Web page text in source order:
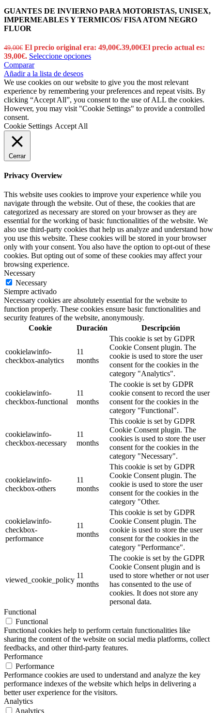
GUANTES DE INVIERNO PARA MOTORISTAS, UNISEX,
IMPERMEABLES Y TERMICOS/ FISA ATOM NEGRO
FLUOR
49,00€ El precio original era: 49,00€.39,00€El precio actual es:
39,00€. Seleccione opciones
Comparar
Añadir a la lista de deseos
We use cookies on our website to give you the most relevant
experience by remembering your preferences and repeat visits. By
clicking “Accept All”, you consent to the use of ALL the cookies.
However, you may visit "Cookie Settings" to provide a controlled
consent.
Cookie Settings Accept All
Cerrar
Privacy Overview
This website uses cookies to improve your experience while you
navigate through the website. Out of these, the cookies that are
categorized as necessary are stored on your browser as they are
essential for the working of basic functionalities of the website. We
also use third-party cookies that help us analyze and understand how
you use this website. These cookies will be stored in your browser
only with your consent. You also have the option to opt-out of these
cookies. But opting out of some of these cookies may affect your
browsing experience.
Necessary
Necessary
Siempre activado
Necessary cookies are absolutely essential for the website to
function properly. These cookies ensure basic functionalities and
security features of the website, anonymously.
Cookie
Duración Descripción
cookielawinfo-
checkbox-analytics
11
months
This cookie is set by GDPR
Cookie Consent plugin. The
cookie is used to store the user
consent for the cookies in the
category "Analytics".
cookielawinfo-
checkbox-functional
11
months
The cookie is set by GDPR
cookie consent to record the user
consent for the cookies in the
category "Functional".
cookielawinfo-
checkbox-necessary
11
months
This cookie is set by GDPR
Cookie Consent plugin. The
cookies is used to store the user
consent for the cookies in the
category "Necessary".
cookielawinfo-
checkbox-others
11
months
This cookie is set by GDPR
Cookie Consent plugin. The
cookie is used to store the user
consent for the cookies in the
category "Other.
cookielawinfo-
checkbox-
performance
11
months
This cookie is set by GDPR
Cookie Consent plugin. The
cookie is used to store the user
consent for the cookies in the
category "Performance".
viewed_cookie_policy
11
months
The cookie is set by the GDPR
Cookie Consent plugin and is
used to store whether or not user
has consented to the use of
cookies. It does not store any
personal data.
Functional
Functional
Functional cookies help to perform certain functionalities like
sharing the content of the website on social media platforms, collect
feedbacks, and other third-party features.
Performance
Performance
Performance cookies are used to understand and analyze the key
performance indexes of the website which helps in delivering a
better user experience for the visitors.
Analytics
Analytics